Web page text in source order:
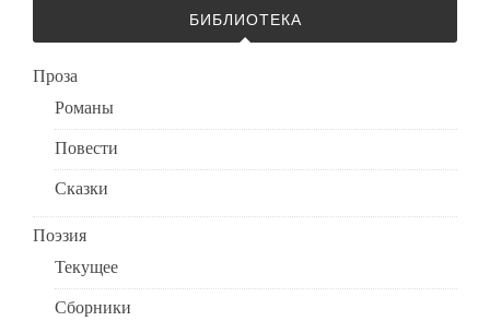
БИБЛИОТЕКА
Проза
Романы
Повести
Сказки
Поэзия
Текущее
Сборники